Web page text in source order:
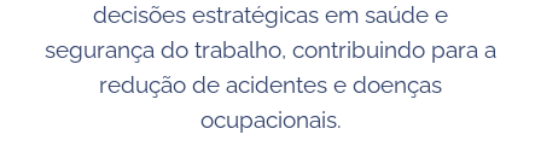
decisões estratégicas em saúde e
segurança do trabalho, contribuindo para a
redução de acidentes e doenças
ocupacionais.